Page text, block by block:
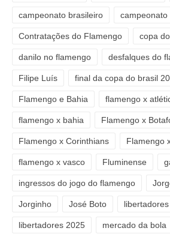
campeonato brasileiro campeonato
Contratações do Flamengo copa
danilo no flamengo desfalques do
Filipe Luís final da copa do brasil
Flamengo e Bahia flamengo x
flamengo x bahia Flamengo x
Flamengo x Corinthians Flamengo
flamengo x vasco Fluminense
ingressos do jogo do flamengo
Jorginho José Boto libertadores
libertadores 2025 mercado da bola